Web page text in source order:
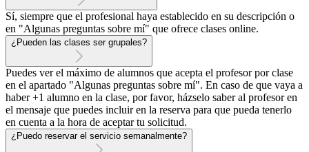
Sí, siempre que el profesional haya establecido en su descripción o
en "Algunas preguntas sobre mí" que ofrece clases online.
¿Pueden las clases ser grupales?
Puedes ver el máximo de alumnos que acepta el profesor por clase
en el apartado "Algunas preguntas sobre mí". En caso de que vaya a
haber +1 alumno en la clase, por favor, házselo saber al profesor en
el mensaje que puedes incluir en la reserva para que pueda tenerlo
en cuenta a la hora de aceptar tu solicitud.
¿Puedo reservar el servicio semanalmente?